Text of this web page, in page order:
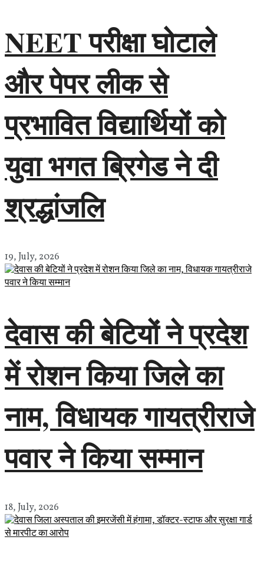
NEET परीक्षा घोटाले
और पेपर लीक से
प्रभावित विद्यार्थियों को
युवा भगत ब्रिगेड ने दी
श्रद्धांजलि
19, July, 2026
देवास की बेटियों ने प्रदेश
में रोशन किया जिले का
नाम, विधायक गायत्रीराजे
पवार ने किया सम्मान
18, July, 2026